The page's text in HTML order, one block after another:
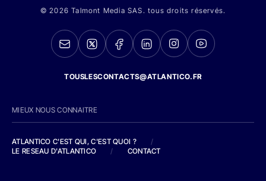
© 2026 Talmont Media SAS. tous droits réservés.
TOUSLESCONTACTS@ATLANTICO.FR
MIEUX NOUS CONNAITRE
ATLANTICO C'EST QUI, C'EST QUOI ?
/
LE RESEAU D'ATLANTICO
/ CONTACT